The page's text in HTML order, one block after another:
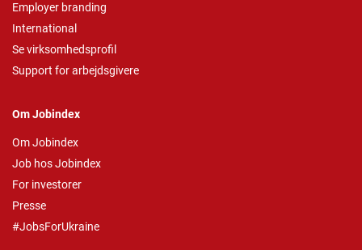
Employer branding
International
Se virksomhedsprofil
Support for arbejdsgivere
Om Jobindex
Om Jobindex
Job hos Jobindex
For investorer
Presse
#JobsForUkraine